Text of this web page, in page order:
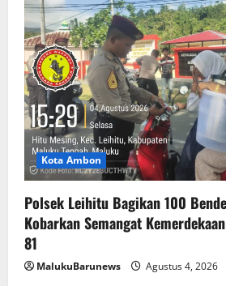
Kota Ambon
Polsek Leihitu Bagikan 100
Kobarkan Semangat
81
MalukuBarunews Agustus 4, 2026